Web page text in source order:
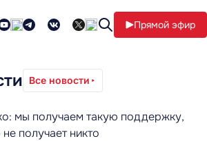
Прямой эфир
Все новости
мы получаем такую поддержку,
получает никто